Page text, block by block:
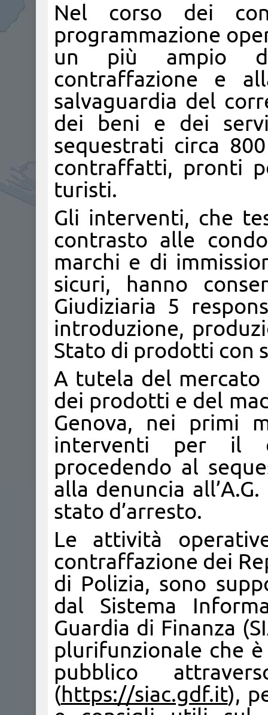
Nel corso dei
programmazione
un più ampio
contraffazione e
salvaguardia del
dei beni e dei
sequestrati circa
contraffatti, pronti
turisti.
Gli interventi, che
contrasto alle
marchi e di
sicuri, hanno
Giudiziaria 5
introduzione,
Stato di prodotti con
A tutela del mercato
dei prodotti e del
Genova, nei primi
interventi per il
procedendo al
alla denuncia
stato d’arresto.
Le attività
contraffazione dei
di Polizia, sono
dal Sistema
Guardia di Finanza
plurifunzionale che
pubblico
(https://siac.gdf.it),